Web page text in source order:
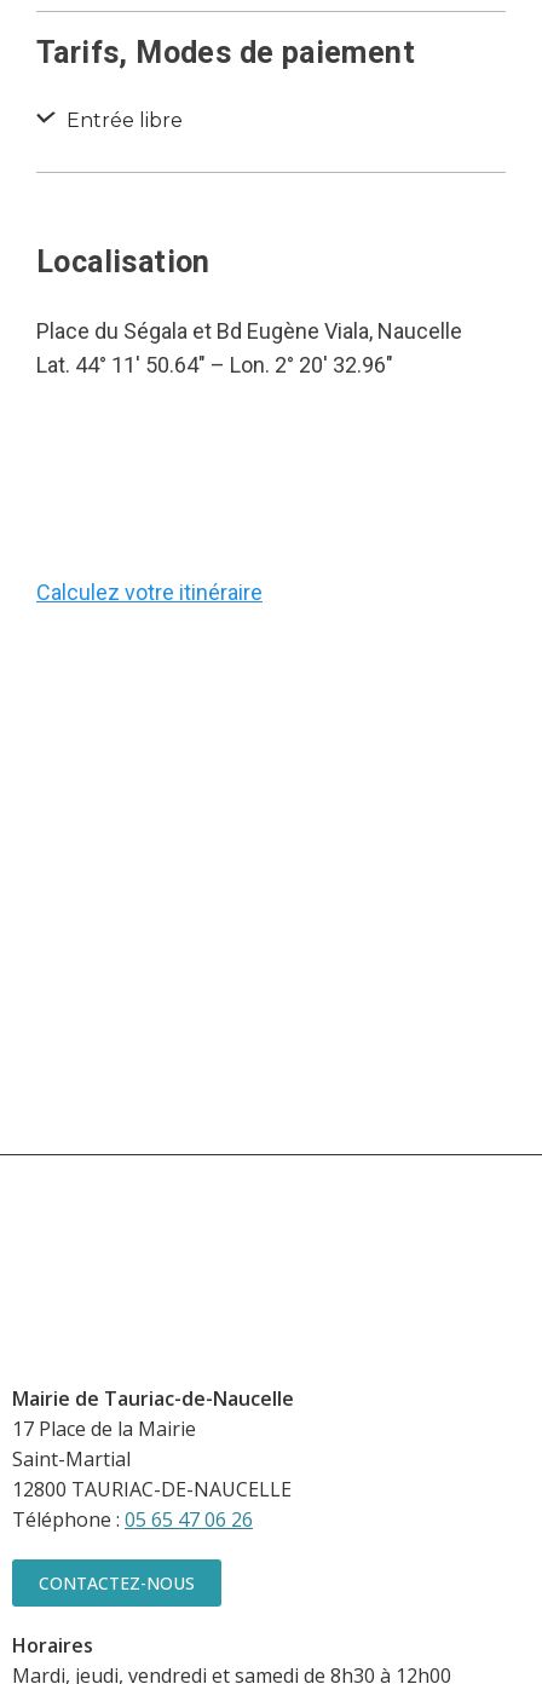
Tarifs, Modes de paiement
Entrée libre
Localisation
Place du Ségala et Bd Eugène Viala, Naucelle
Lat. 44° 11′ 50.64″ – Lon. 2° 20′ 32.96″
Calculez votre itinéraire
Mairie de Tauriac-de-Naucelle
17 Place de la Mairie
Saint-Martial
12800 TAURIAC-DE-NAUCELLE
Téléphone : 05 65 47 06 26
CONTACTEZ-NOUS
Horaires
Mardi, jeudi, vendredi et samedi de 8h30 à 12h00